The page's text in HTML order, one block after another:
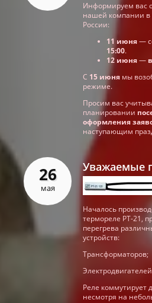
Информируем вас
нашей компании в
России:
11 июня—
15:00.
12 июня—
С 15 июня мы
режиме.
Просим вас
планировании
оформления
наступающим
26
мая
Уважаемые
Началось
термореле РТ-21,
перегрева
устройств:
Трансформаторов;
Реле коммутирует
несмотря на